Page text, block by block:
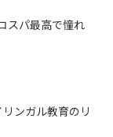
スパ最高で憧れ
ンガル教育のリ